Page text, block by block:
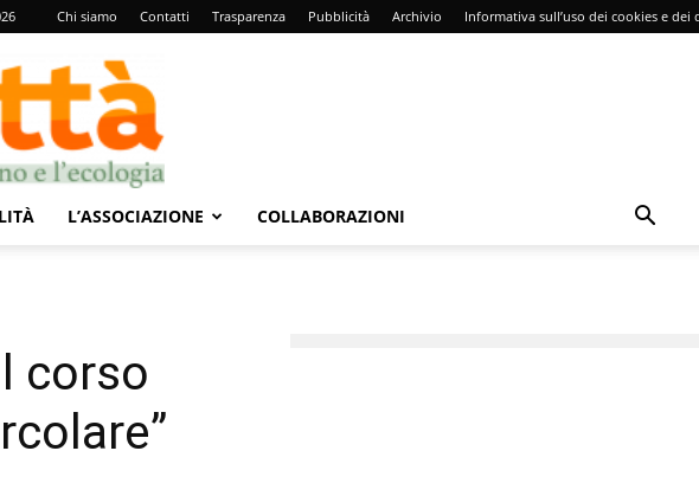
Chi siamo Contatti Trasparenza Pubblicità Archivio Informativa sull’uso dei cookies e dei
L’ASSOCIAZIONE COLLABORAZIONI
corso